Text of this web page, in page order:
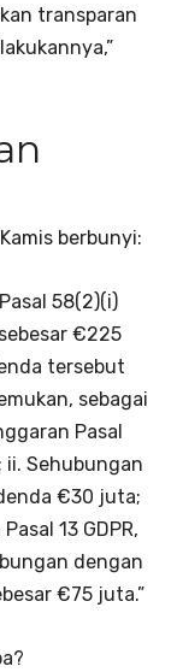
transparan
berbunyi:
58(2)(i)
€225
tersebut
sebagai
Pasal
ii. Sehubungan
€30 juta;
13 GDPR,
dengan
€75 juta.”